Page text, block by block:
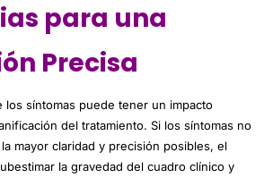
para una
Precisa
los síntomas puede tener un impacto
del tratamiento. Si los síntomas no
mayor claridad y precisión posibles, el
la gravedad del cuadro clínico y